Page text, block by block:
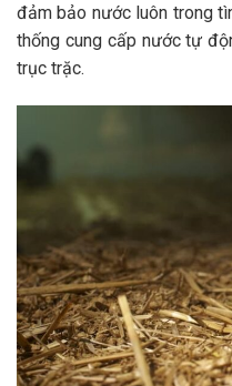
đảm bảo nước luôn trong
thống cung cấp nước tự
trục trặc.